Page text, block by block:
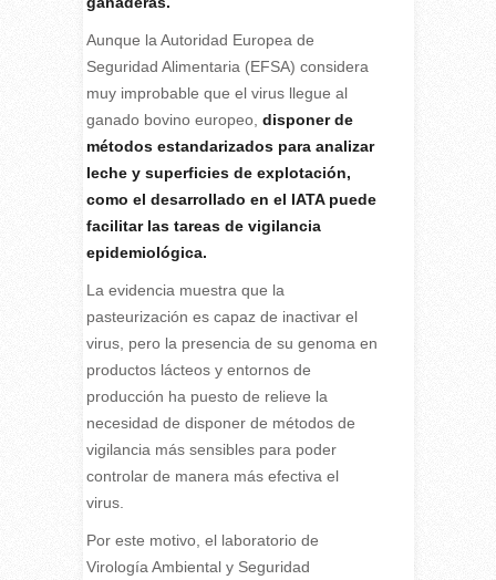
Aunque la Autoridad Europea de
Seguridad Alimentaria (EFSA) considera
muy improbable que el virus llegue al
ganado bovino europeo, disponer de
métodos estandarizados para analizar
leche y superficies de explotación,
como el desarrollado en el IATA puede
facilitar las tareas de vigilancia
epidemiológica.
La evidencia muestra que la
pasteurización es capaz de inactivar el
virus, pero la presencia de su genoma en
productos lácteos y entornos de
producción ha puesto de relieve la
necesidad de disponer de métodos de
vigilancia más sensibles para poder
controlar de manera más efectiva el
virus.
Por este motivo, el laboratorio de
Virología Ambiental y Seguridad